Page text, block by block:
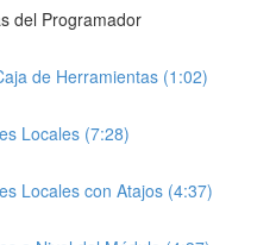
del Programador
de Herramientas (1:02)
Locales (7:28)
Locales con Atajos (4:37)